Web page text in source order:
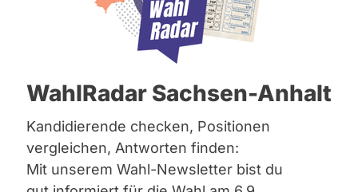
Bremen
Hamburg
Mecklenburg-Vorpommern
Nordrhein-Westfalen
Saarland
Sachsen
Sachsen-Anhalt
Sachsen-Anhalt
Schleswig-Holstein
WahlRadar Sachsen-Anhalt
Kandidierende checken, Positionen
vergleichen, Antworten finden:
Mit unserem Wahl-Newsletter bist du
Reiter
Hans Peter Weiß
Einzelbewerbung
Dieser Politiker hat kein aktuelles und kein zukünftiges
Mandat und keine Direktandidatur auf Landes-, Bundes-
oder EU-Ebene. Mögliche Kandidaturen über eine